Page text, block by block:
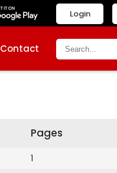
Login
Contact
Pages
1